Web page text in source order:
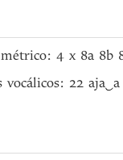
métrico: 4 x 8a 8b
vocálicos: 22 aja a